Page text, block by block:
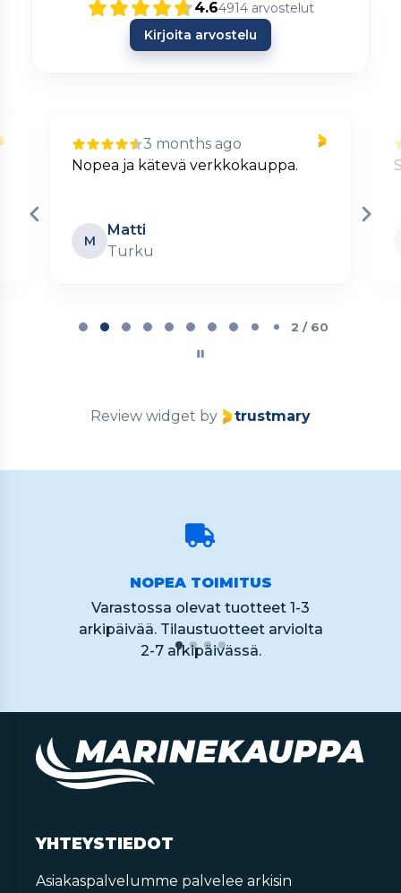
4.64914 arvostelut
Kirjoita arvostelu
3 months ago
Nopea ja kätevä verkkokauppa.
M
Matti
Turku
2 / 60
Review widget by trustmary
NOPEA TOIMITUS
Varastossa olevat tuotteet 1-3
arkipäivää. Tilaustuotteet arviolta
2-7 arkipäivässä.
YHTEYSTIEDOT
Asiakaspalvelumme palvelee arkisin